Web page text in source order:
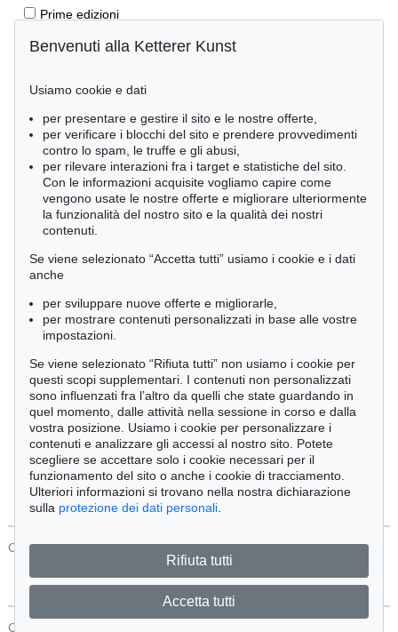
Prime edizioni
Manoscritti antichi
Libri per bambini
Lifestyle
Pietre miliari delle scienze naturali
Letteratura classica
Economia e diritto
Meraviglie della natura
Cimelia
Ordine:
Tutti gli oggetti
Solo offerte attuali
Solo oggetti venduti
Cerca
CONTATTI Protezione Dei Dati
CONTATTI
Benvenuti alla Ketterer Kunst
Usiamo cookie e dati
per presentare e gestire il sito e le nostre offerte,
per verificare i blocchi del sito e prendere provvedimenti
contro lo spam, le truffe e gli abusi,
per rilevare interazioni fra i target e statistiche del sito.
Con le informazioni acquisite vogliamo capire come
vengono usate le nostre offerte e migliorare ulteriormente
la funzionalità del nostro sito e la qualità dei nostri
contenuti.
Se viene selezionato “Accetta tutti” usiamo i cookie e i dati
anche
per sviluppare nuove offerte e migliorarle,
per mostrare contenuti personalizzati in base alle vostre
impostazioni.
Se viene selezionato “Rifiuta tutti” non usiamo i cookie per
questi scopi supplementari. I contenuti non personalizzati
sono influenzati fra l’altro da quelli che state guardando in
quel momento, dalle attività nella sessione in corso e dalla
vostra posizione. Usiamo i cookie per personalizzare i
contenuti e analizzare gli accessi al nostro sito. Potete
scegliere se accettare solo i cookie necessari per il
funzionamento del sito o anche i cookie di tracciamento.
Ulteriori informazioni si trovano nella nostra dichiarazione
sulla protezione dei dati personali
Rifiuta tutti
Accetta tutti